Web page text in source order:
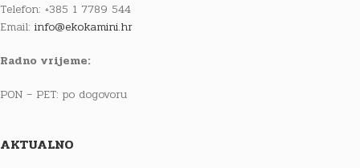
Telefon: +385 1 7789 544
Email: info@ekokamini.hr
Radno vrijeme:
PON – PET: po dogovoru
AKTUALNO